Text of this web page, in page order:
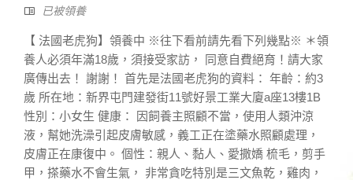
已被領養
【 法國老虎狗】領養中 ※往下看前請先看下列幾點※ ＊領
養人必須年滿18歲，須接受家訪， 同意自費絕育！請大家
廣傳出去！ 謝謝！ 首先是法國老虎狗的資料： 年齡：約3
歲 所在地：新界屯門建發街11號好景工業大廈a座13樓1B
性別：小女生 健康： 因飼養主照顧不當，使用人類沖涼
液，幫她洗澡引起皮膚敏感，義工正在塗藥水照顧處理，
皮膚正在康復中。 個性：親人、黏人、愛撒嬌 梳毛，剪手
甲，搽藥水不會生氣， 非常貪吃特別是三文魚乾，雞肉，